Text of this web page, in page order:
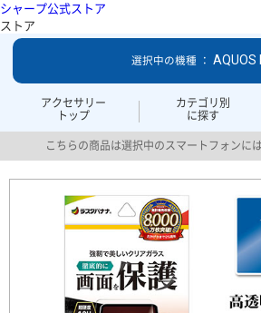
シャープ公式ストア
ストア
アクセサリー
トップ
カテゴリ別
に探す
選択中の機種 ： AQUOS
こちらの商品は選択中のスマートフォンに